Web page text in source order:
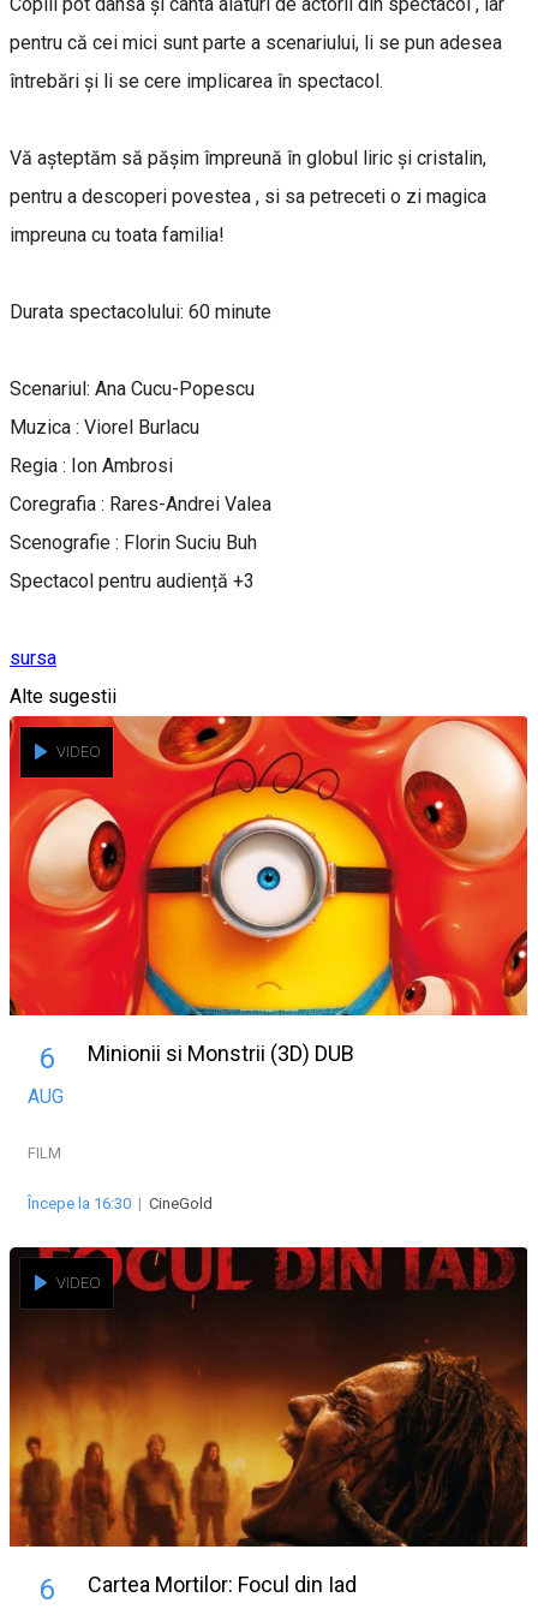
Copiii pot dansa și cânta alături de actorii din spectacol , iar
pentru că cei mici sunt parte a scenariului, li se pun adesea
întrebări și li se cere implicarea în spectacol.
Vă așteptăm să pășim împreună în globul liric și cristalin,
pentru a descoperi povestea , si sa petreceti o zi magica
impreuna cu toata familia!
Durata spectacolului: 60 minute
Scenariul: Ana Cucu-Popescu
Muzica : Viorel Burlacu
Regia : Ion Ambrosi
Coregrafia : Rares-Andrei Valea
Scenografie : Florin Suciu Buh
Spectacol pentru audiență +3
sursa
Alte sugestii
VIDEO
6
AUG
Minionii si Monstrii (3D) DUB
FILM
Începe la 16:30 | CineGold
VIDEO
6 Cartea Mortilor: Focul din Iad